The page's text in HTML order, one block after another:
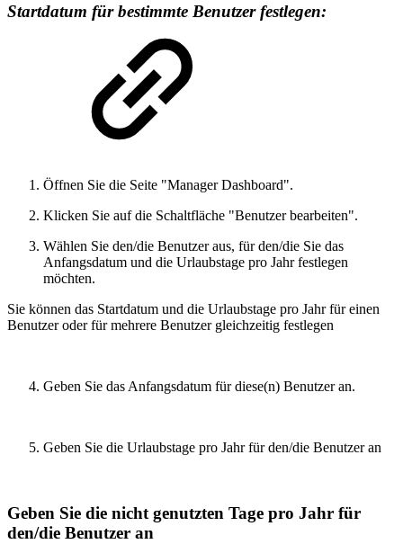
Startdatum für bestimmte Benutzer festlegen:
Öffnen Sie die Seite "Manager Dashboard".
Klicken Sie auf die Schaltfläche "Benutzer bearbeiten".
Wählen Sie den/die Benutzer aus, für den/die Sie das
Anfangsdatum und die Urlaubstage pro Jahr festlegen
möchten.
Sie können das Startdatum und die Urlaubstage pro Jahr für einen
Benutzer oder für mehrere Benutzer gleichzeitig festlegen
Geben Sie das Anfangsdatum für diese(n) Benutzer an.
Geben Sie die Urlaubstage pro Jahr für den/die Benutzer an
Geben Sie die nicht genutzten Tage pro Jahr für
den/die Benutzer an